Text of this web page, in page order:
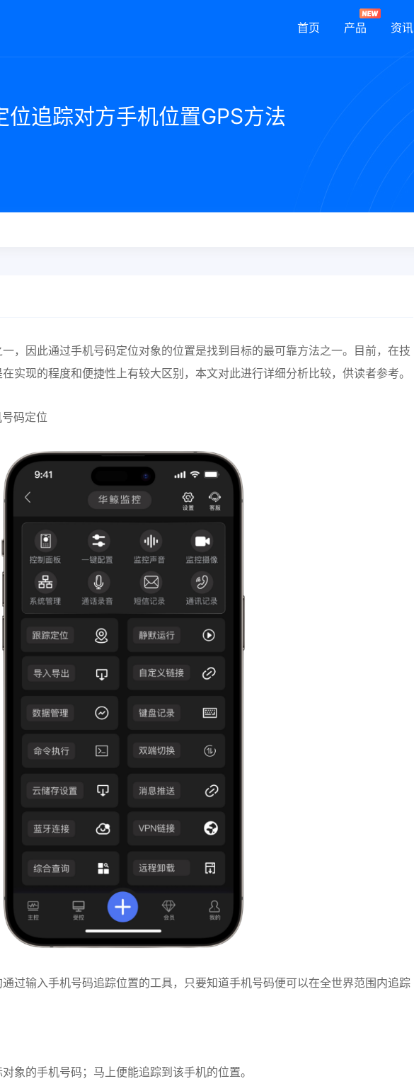
首页 产品 资讯
追踪对方手机位置GPS方法
，因此通过手机号码定位对象的位置是找到目标的最可靠方法之一。目前，在技
实现的程度和便捷性上有较大区别，本文对此进行详细分析比较，供读者参考。
码定位
过输入手机号码追踪位置的工具，只要知道手机号码便可以在全世界范围内追踪
象的手机号码；马上便能追踪到该手机的位置。